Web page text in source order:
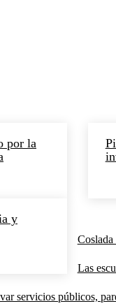
por la
y
Las
servicios públicos,